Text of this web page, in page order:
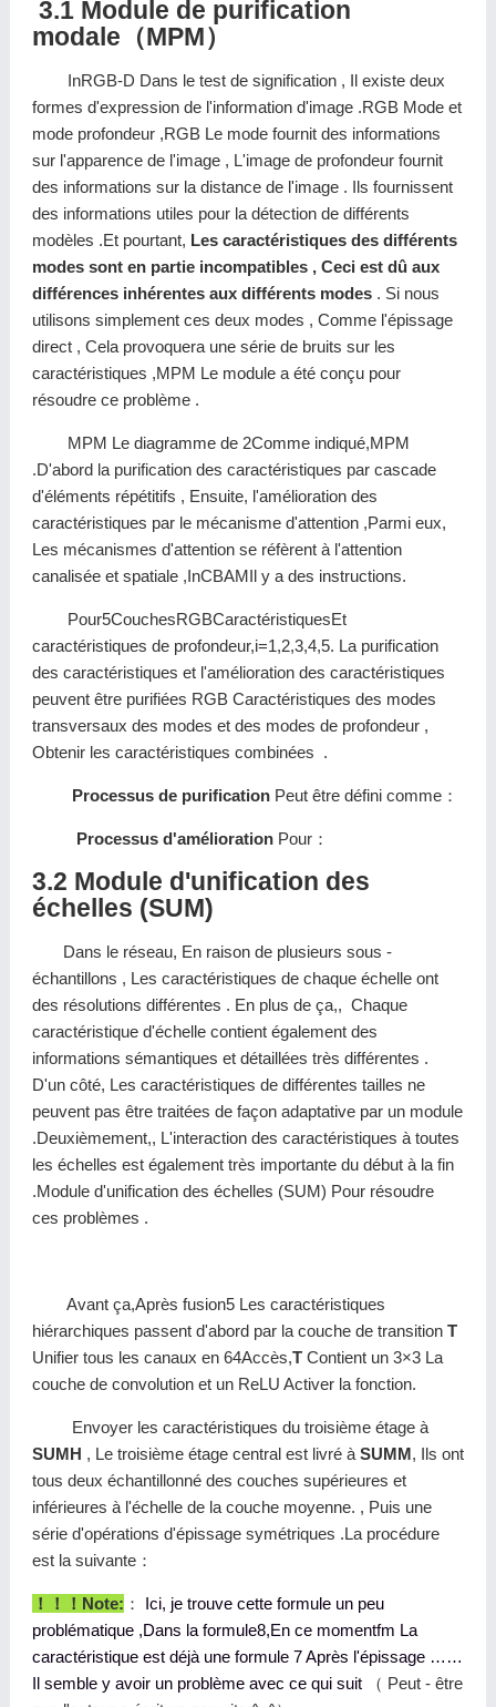
3.1 Module de purification
modale（MPM）
InRGB-D Dans le test de signification , Il existe deux
formes d'expression de l'information d'image .RGB Mode et
mode profondeur ,RGB Le mode fournit des informations
sur l'apparence de l'image , L'image de profondeur fournit
des informations sur la distance de l'image . Ils fournissent
des informations utiles pour la détection de différents
modèles .Et pourtant, Les caractéristiques des différents
modes sont en partie incompatibles , Ceci est dû aux
différences inhérentes aux différents modes . Si nous
utilisons simplement ces deux modes , Comme l'épissage
direct , Cela provoquera une série de bruits sur les
caractéristiques ,MPM Le module a été conçu pour
résoudre ce problème .
MPM Le diagramme de 2Comme indiqué,MPM
.D'abord la purification des caractéristiques par cascade
d'éléments répétitifs , Ensuite, l'amélioration des
caractéristiques par le mécanisme d'attention ,Parmi eux,
Les mécanismes d'attention se réfèrent à l'attention
canalisée et spatiale ,InCBAMIl y a des instructions.
Pour5CouchesRGBCaractéristiquesEt
caractéristiques de profondeur,i=1,2,3,4,5. La purification
des caractéristiques et l'amélioration des caractéristiques
peuvent être purifiées RGB Caractéristiques des modes
transversaux des modes et des modes de profondeur ,
Obtenir les caractéristiques combinées .
Processus de purification Peut être défini comme：
Processus d'amélioration Pour：
3.2 Module d'unification des
échelles (SUM)
Dans le réseau, En raison de plusieurs sous -
échantillons , Les caractéristiques de chaque échelle ont
des résolutions différentes . En plus de ça,, Chaque
caractéristique d'échelle contient également des
informations sémantiques et détaillées très différentes .
D'un côté, Les caractéristiques de différentes tailles ne
peuvent pas être traitées de façon adaptative par un module
.Deuxièmement,, L'interaction des caractéristiques à toutes
les échelles est également très importante du début à la fin
.Module d'unification des échelles (SUM) Pour résoudre
ces problèmes .
Avant ça,Après fusion5 Les caractéristiques
hiérarchiques passent d'abord par la couche de transition T
Unifier tous les canaux en 64Accès,TContient un 3×3 La
couche de convolution et un ReLU Activer la fonction.
Envoyer les caractéristiques du troisième étage à
SUMH , Le troisième étage central est livré à SUMM, Ils ont
tous deux échantillonné des couches supérieures et
inférieures à l'échelle de la couche moyenne. , Puis une
série d'opérations d'épissage symétriques .La procédure
est la suivante：
！！！Note: ：
Ici, je trouve cette formule un peu
problématique ,Dans la formule8,En ce momentfm La
caractéristique est déjà une formule 7 Après l'épissage ……
Il semble y avoir un problème avec ce qui suit
（ Peut - être